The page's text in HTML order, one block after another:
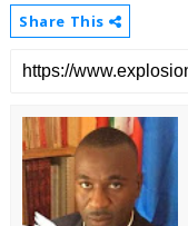
Share This